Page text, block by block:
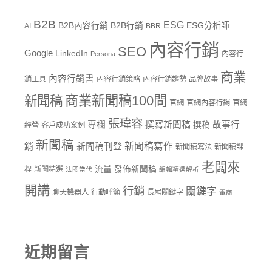
AI B2B B2B內容行銷 B2B行銷 BBR ESG ESG分析師
Google LinkedIn Persona SEO 內容行銷 內容行
銷工具 內容行銷書 內容行銷策略 內容行銷趨勢 品牌故事 商業
新聞稿 商業新聞稿100問 官網 官網內容行銷 官網
經營 客戶成功案例 專欄 張瑋容 撰寫新聞稿 撰稿 故事行
銷 新聞稿 新聞稿刊登 新聞稿寫作 新聞稿寫法 新聞稿課
程 新聞精選 法國當代 流量 發佈新聞稿 編輯精選解析 老闆來
開講 聊天機器人 行動呼籲 行銷 長尾關鍵字 關鍵字 電商
近期留言